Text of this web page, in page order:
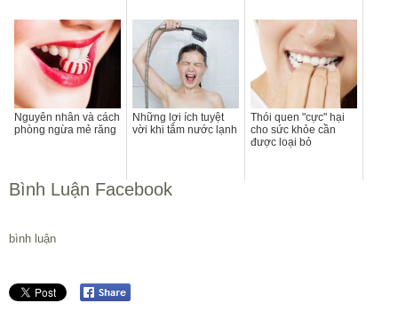
Nguyên nhân và cách
phòng ngừa mẻ răng
Những lợi ích tuyệt
vời khi tắm nước lạnh
Thói quen "cực" hại
cho sức khỏe cần
được loại bỏ
Bình Luận Facebook
bình luận